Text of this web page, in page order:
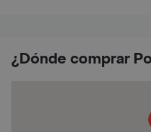
¿Dónde comprar